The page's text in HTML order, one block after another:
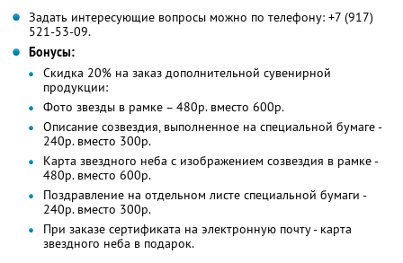
Задать интересующие вопросы можно по телефону: +7 (917)
521-53-09.
Бонусы:
Скидка 20% на заказ дополнительной сувенирной
продукции:
Фото звезды в рамке – 480р. вместо 600р.
Описание созвездия, выполненное на специальной бумаге -
240р. вместо 300р.
Карта звездного неба с изображением созвездия в рамке -
480р. вместо 600р.
Поздравление на отдельном листе специальной бумаги -
240р. вместо 300р.
При заказе сертификата на электронную почту - карта
звездного неба в подарок.